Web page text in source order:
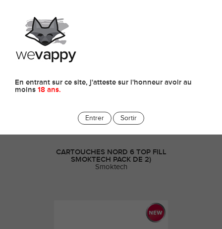
En entrant sur ce site, j'atteste sur l'honneur avoir au
moins 18 ans.
Entrer Sortir
Puffs Remplissables & Rechargeables
CARTOUCHES NORD 6 TOP FILL
SMOKTECH PACK DE 2)
Smoktech